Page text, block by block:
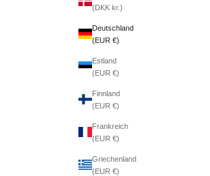
(DKK kr.)
Deutschland
(EUR €)
Estland
(EUR €)
Finnland
(EUR €)
Frankreich
(EUR €)
Griechenland
(EUR €)